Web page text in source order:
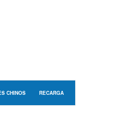
CHINOS RECARGA